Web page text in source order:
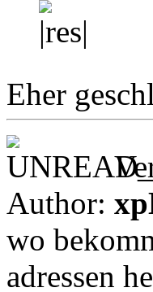
Eher
Author:
wo
adressen